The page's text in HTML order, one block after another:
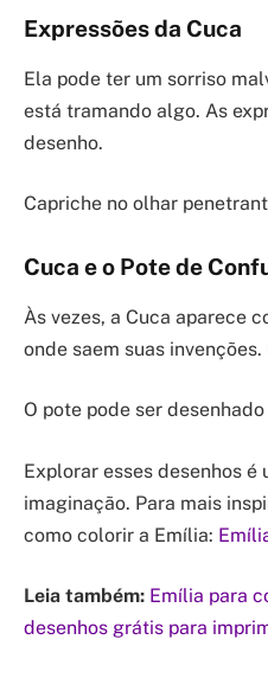
Expressões da Cuca
Ela pode ter um sorriso
está tramando algo. As
desenho.
Capriche no olhar
Cuca e o Pote de
Às vezes, a Cuca aparece
onde saem suas
O pote pode ser
Explorar esses desenhos é
imaginação. Para mais
como colorir a Emília:
Leia também: Emília para
desenhos grátis para